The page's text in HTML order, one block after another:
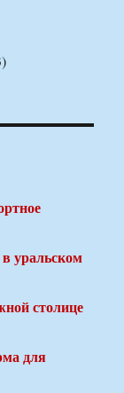
уральском
столице
для